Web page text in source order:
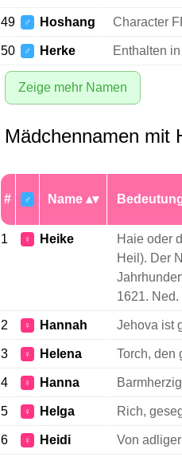
49 ♂ Hoshang Character
50 ♂ Herke Enthalten
Zeige mehr Namen
Mädchennamen mit
# ♂ Name
1 ♀ Heike
Haie oder
Heil). Der
1621. Ned.
2 ♀ Hannah Jehova ist
3 ♀ Helena Torch, den
4 ♀ Hanna
5 ♀ Helga Rich,
6 ♀ Heidi Von